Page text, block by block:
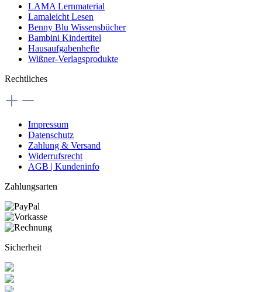
LAMA Lernmaterial
Lamaleicht Lesen
Benny Blu Wissensbücher
Bambini Kindertitel
Hausaufgabenhefte
Wißner-Verlagsprodukte
Rechtliches
Impressum
Datenschutz
Zahlung & Versand
Widerrufsrecht
AGB | Kundeninfo
Zahlungsarten
Sicherheit